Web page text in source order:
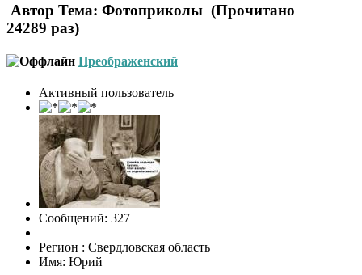
Автор Тема: Фотоприколы (Прочитано
24289 раз)
Преображенский
Активный пользователь
Сообщений: 327
Регион : Свердловская область
Имя: Юрий